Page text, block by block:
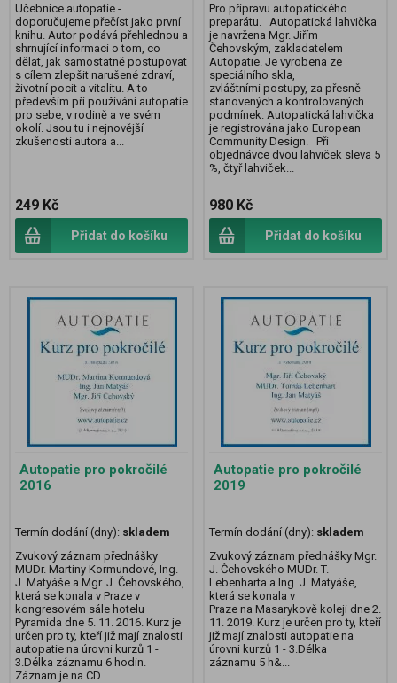
Učebnice autopatie -
doporučujeme přečíst jako první
knihu. Autor podává přehlednou a
shrnující informaci o tom, co
dělat, jak samostatně postupovat
s cílem zlepšit narušené zdraví,
životní pocit a vitalitu. A to
především při používání autopatie
pro sebe, v rodině a ve svém
okolí. Jsou tu i nejnovější
zkušenosti autora a...
249 Kč
Přidat do košíku
Pro přípravu autopatického
preparátu. Autopatická lahvička
je navržena Mgr. Jiřím
Čehovským, zakladatelem
Autopatie. Je vyrobena ze
speciálního skla,
zvláštními postupy, za přesně
stanovených a kontrolovaných
podmínek. Autopatická lahvička
je registrována jako European
Community Design. Při
objednávce dvou lahviček sleva 5
%, čtyř lahviček...
980 Kč
Přidat do košíku
Autopatie pro pokročilé
2016
Termín dodání (dny): skladem
Zvukový záznam přednášky
MUDr. Martiny Kormundové, Ing.
J. Matyáše a Mgr. J. Čehovského,
která se konala v Praze v
kongresovém sále hotelu
Pyramida dne 5. 11. 2016. Kurz je
určen pro ty, kteří již mají znalosti
autopatie na úrovni kurzů 1 -
3.Délka záznamu 6 hodin.
Záznam je na CD...
Autopatie pro pokročilé
2019
Termín dodání (dny): skladem
Zvukový záznam přednášky Mgr.
J. Čehovského MUDr. T.
Lebenharta a Ing. J. Matyáše,
která se konala v
Praze na Masarykově koleji dne 2.
11. 2019. Kurz je určen pro ty, kteří
již mají znalosti autopatie na
úrovni kurzů 1 - 3.Délka
záznamu 5 h&...